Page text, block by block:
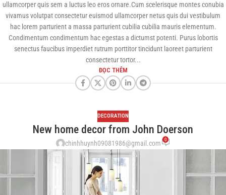
ullamcorper quis sem a luctus leo eros ornare.Cum scelerisque montes conubia
vivamus volutpat consectetur euismod ullamcorper netus quis dui vestibulum
hac lorem parturient a massa parturient cubilia cubilia mauris elementum.
Condimentum condimentum hac egestas a dictumst potenti. Purus lobortis
senectus faucibus imperdiet rutrum porttitor tincidunt laoreet parturient
consectetur tortor...
ĐỌC THÊM
DECORATION
New home decor from John Doerson
chinhhuynh09081986@gmail.com 0